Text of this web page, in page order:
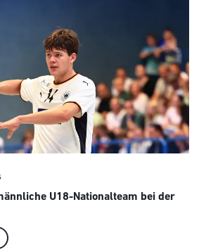
U18-Nationalteam bei der